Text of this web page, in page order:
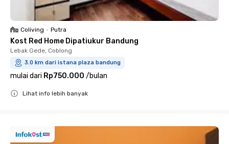
Coliving • Putra
Kost Red Home Dipatiukur Bandung
Lebak Gede, Coblong
3.0 km dari istana plaza bandung
mulai dari Rp750.000 /bulan
Lihat info lebih banyak